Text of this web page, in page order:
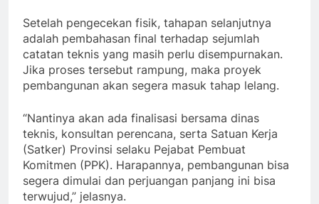
Setelah pengecekan fisik, tahapan selanjutnya
adalah pembahasan final terhadap sejumlah
catatan teknis yang masih perlu disempurnakan.
Jika proses tersebut rampung, maka proyek
pembangunan akan segera masuk tahap lelang.
“Nantinya akan ada finalisasi bersama dinas
teknis, konsultan perencana, serta Satuan Kerja
(Satker) Provinsi selaku Pejabat Pembuat
Komitmen (PPK). Harapannya, pembangunan bisa
segera dimulai dan perjuangan panjang ini bisa
terwujud,” jelasnya.